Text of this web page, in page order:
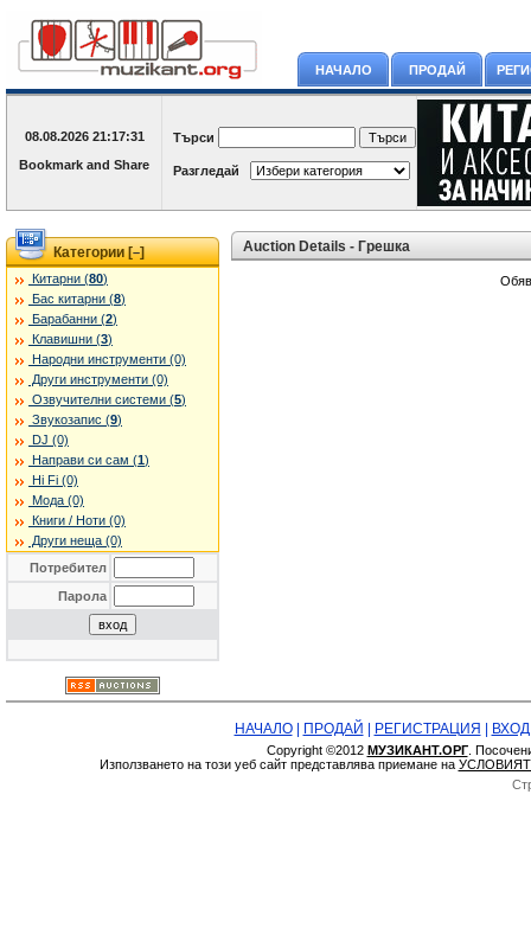
НАЧАЛО ПРОДАЙ
08.08.2026 21:17:31 Търси
Разгледай
Категории [–]
Китарни (80)
Бас китарни (8)
Барабанни (2)
Клавишни (3)
Народни инструменти (0)
Други инструменти (0)
Озвучителни системи (5)
Звукозапис (9)
DJ (0)
Направи си сам (1)
Hi Fi (0)
Мода (0)
Книги / Ноти (0)
Други неща (0)
Потребител
Парола
Auction Details - Грешка
НАЧАЛО| ПРОДАЙ РЕГИСТРАЦИЯ ВХОД
Copyright ©2012 МУЗИКАНТ.ОРГ.
Използването на този уеб сайт представлява приемане на